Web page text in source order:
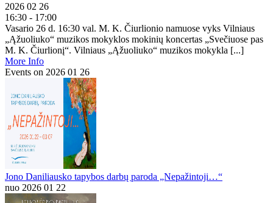
2026 02 26
16:30 - 17:00
Vasario 26 d. 16:30 val. M. K. Čiurlionio namuose vyks Vilniaus
„Ąžuoliuko“ muzikos mokyklos mokinių koncertas „Svečiuose pas
M. K. Čiurlionį“. Vilniaus „Ąžuoliuko“ muzikos mokykla [...]
More Info
Events on 2026 01 26
Jono Daniliausko tapybos darbų paroda „Nepažintoji…“
nuo 2026 01 22